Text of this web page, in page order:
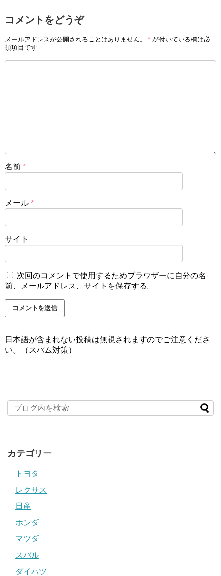
コメントをどうぞ
メールアドレスが公開されることはありません。 * が付いている欄は必
須項目です
名前 *
メール *
サイト
次回のコメントで使用するためブラウザーに自分の名
前、メールアドレス、サイトを保存する。
日本語が含まれない投稿は無視されますのでご注意くださ
い。（スパム対策）
カテゴリー
トヨタ
レクサス
日産
ホンダ
マツダ
スバル
ダイハツ